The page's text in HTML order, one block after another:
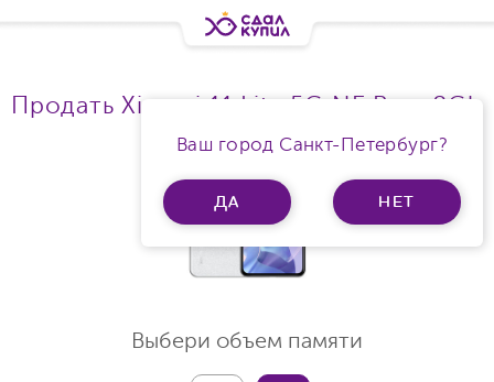
Ваш город Санкт-Петербург?
ДА НЕТ
Продать Xiaomi 11 Lite 5G NE Ram 8Gb
Выбери объем памяти